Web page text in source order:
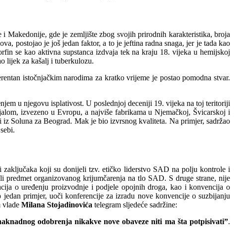
Makedonije, gde je zemljište zbog svojih prirodnih karakteristika, broja
postojao je još jedan faktor, a to je jeftina radna snaga, jer je tada kao
se kao aktivna supstanca izdvaja tek na kraju 18. vijeka u hemijskoj
lijek za kašalj i tuberkulozu.
istočnjačkim narodima za kratko vrijeme je postao pomodna stvar.
u njegovu isplativost. U poslednjoj deceniji 19. vijeka na toj teritoriji
izvezeno u Evropu, a najviše fabrikama u Njemačkoj, Švicarskoj i
Soluna za Beograd. Mak je bio izvrsnog kvaliteta. Na primjer, sadržao
zaključaka koji su donijeli tzv. etičko liderstvo SAD na polju kontrole i
organizovanog krijumčarenja na tlo SAD. S druge strane, nije
o uređenju proizvodnje i podjele opojnih droga, kao i konvencija o
jedan primjer, uoči konferencije za izradu nove konvencije o suzbijanju
vlade Milana Stojadinovića telegram sljedeće sadržine:
odobrenja nikakve nove obaveze niti ma šta potpisivati”.